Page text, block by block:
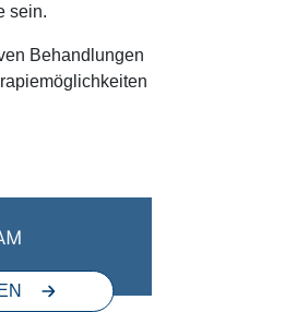
sein.
Behandlungen